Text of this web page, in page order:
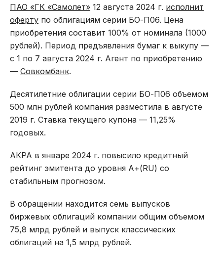
ПАО «ГК «Самолет» 12 августа 2024 г. исполнит
оферту по облигациям серии БО-П06. Цена
приобретения составит 100% от номинала (1000
рублей). Период предъявления бумаг к выкупу —
с 1 по 7 августа 2024 г. Агент по приобретению
— Совкомбанк.
Десятилетние облигации серии БО-П06 объемом
500 млн рублей компания разместила в августе
2019 г. Ставка текущего купона — 11,25%
годовых.
АКРА в январе 2024 г. повысило кредитный
рейтинг эмитента до уровня А+(RU) со
стабильным прогнозом.
В обращении находится семь выпусков
биржевых облигаций компании общим объемом
75,8 млрд рублей и выпуск классических
облигаций на 1,5 млрд рублей.